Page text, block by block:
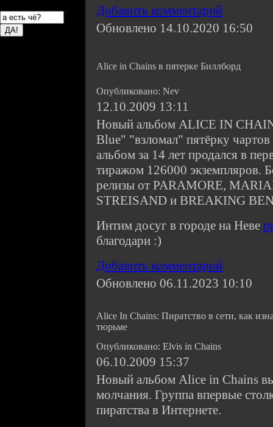
Добавить комментарий
Обновлено 14.10.2020 16:50
Alice in Chains в пятерке Биллборд
Опубликовано: Nev
12.10.2009 13:11
Новый альбом ALICE IN
Blue" "взломал" пятёрку
альбом за 14 лет продался в
тиражом 126000 экземпляров.
релизы от PARAMORE,
STREISAND и BREAKING
Интим досуг в городе на Неве
благодари :)
Добавить комментарий
Обновлено 06.11.2023 10:10
Alice In Chains: Пиратство в сети, как
тюрьме
Опубликовано: Elvis in Chains
06.10.2009 15:37
Новый альбом Alice in Chains
молчания. Группа впервые
пиратства в Интернете.